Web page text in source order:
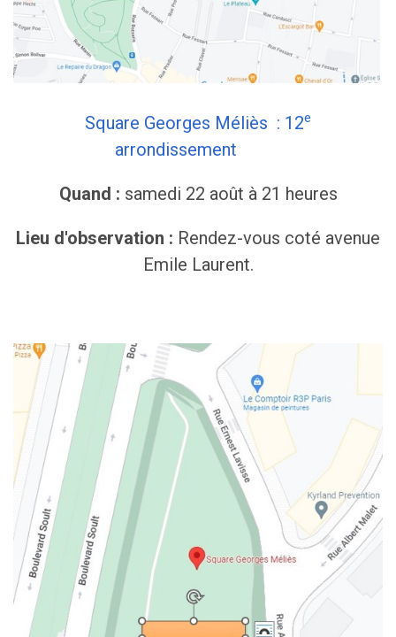
Square Georges Méliès : 12e
arrondissement
Quand : samedi 22 août à 21 heures
Lieu d'observation : Rendez-vous coté avenue
Emile Laurent.